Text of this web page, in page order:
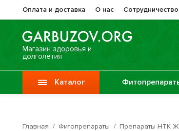
Оплата и доставка О нас Сотрудничество
Магазин здоровья и
долголетия
Каталог
Главная / Фитопрепараты / Препараты НТК